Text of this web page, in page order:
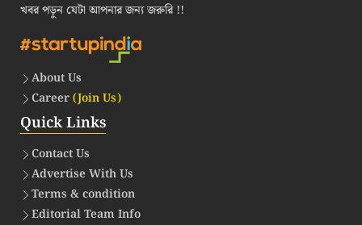
খবর পড়ুন যেটা আপনার জন্য জরুরি !!
About Us
Career(Join Us)
Quick Links
Contact Us
Advertise With Us
Terms & condition
Editorial Team Info